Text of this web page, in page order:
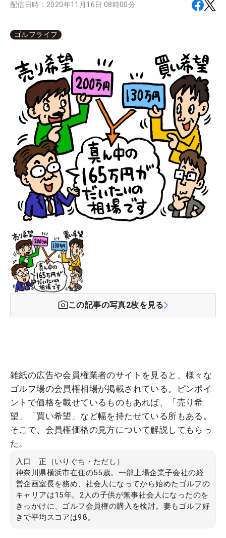
配信日時： 2020年11月16日 08時00分
ゴルフライフ
この記事の写真2枚を見る
雑紙の広告や会員権業者のサイトを見ると、様々な
ゴルフ場の会員権相場が掲載されている。ピンポイ
ントで価格を載せているものもあれば、「売り希
望」「買い希望」など幅を持たせている所もある。
そこで、会員権価格の見方について解説してもらっ
た。
入口 正（いりぐち・ただし）
神奈川県横浜市在住の55歳。一部上場企業子会社の経
営企画室長を務め、社会人になってから始めたゴルフの
キャリアは15年。2人の子供が無事社会人になったのを
きっかけに、ゴルフ会員権の購入を検討。妻もゴルフ好
きで平均スコアは98。